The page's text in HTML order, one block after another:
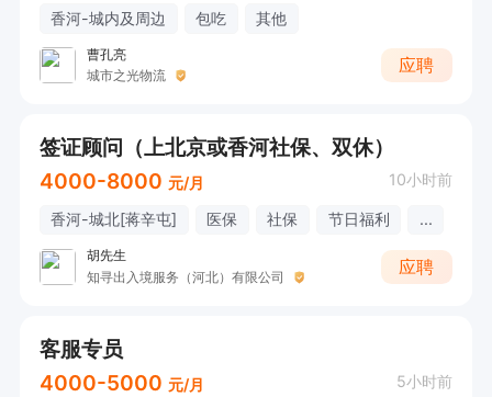
香河-城内及周边 包吃 其他
曹孔亮
城市之光物流
应聘
签证顾问（上北京或香河社保、双休）
4000-8000 元/月 10小时前
香河-城北[蒋辛屯] 医保 社保 节日福利 ...
胡先生
知寻出入境服务（河北）有限公司
应聘
客服专员
4000-5000 元/月 5小时前